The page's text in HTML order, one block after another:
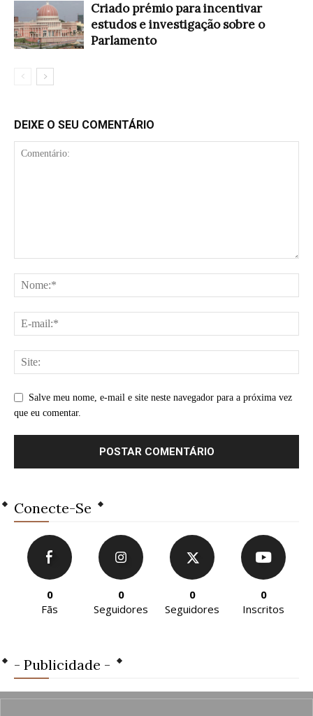
Criado prémio para incentivar
estudos e investigação sobre o
Parlamento
DEIXE O SEU COMENTÁRIO
Salve meu nome, e-mail e site neste navegador para a próxima vez
que eu comentar.
Conecte-Se
0
Fãs
0
Seguidores
0
Seguidores
0
Inscritos
- Publicidade -